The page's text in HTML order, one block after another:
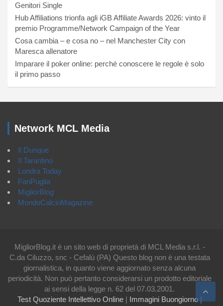
Genitori Single
Hub Affiliations trionfa agli iGB Affiliate Awards 2026: vinto il
premio Programme/Network Campaign of the Year
Cosa cambia – e cosa no – nel Manchester City con
Maresca allenatore
Imparare il poker online: perché conoscere le regole è solo
il primo passo
Network MCL Media
Il Dunque
Il Tarantino
Londra Today
FanPuglia
MigliorBlog
MondoCalcioMagazine
MigliorBlog.it è un sito web di proprietà di MCL Media s.r.l. -
C.da Ciluzzo, snc - Cefalù (PA) Questo blog non è una testata
giornalistica, in quanto viene aggiornato senza alcuna
periodicità. Non può pertanto considerarsi un prodotto editoriale
ai sensi della legge n. 62 del 07.03.2001.
Test Quoziente Intellettivo Online| Immagini Buongiorno|